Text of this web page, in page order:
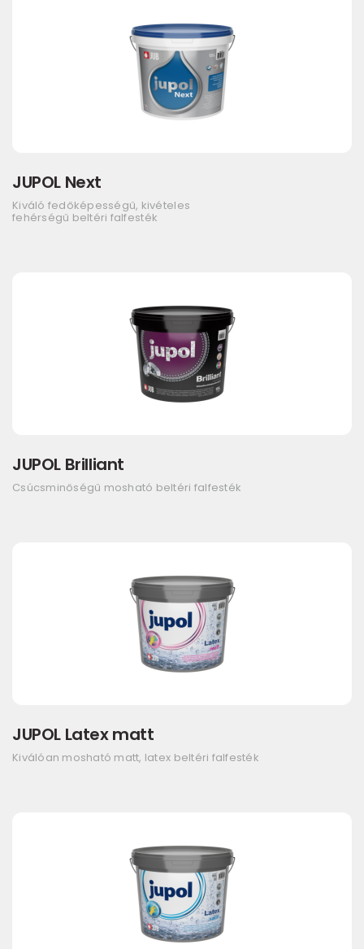
JUPOL Next
Kiváló fedőképességű, kivételes
fehérségű beltéri falfesték
JUPOL Brilliant
Csúcsminőségű mosható beltéri falfesték
JUPOL Latex matt
Kiválóan mosható matt, latex beltéri falfesték